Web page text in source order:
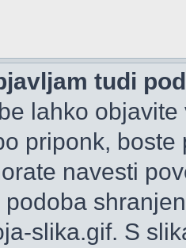
tudi
lahko
priponk,
navesti
slika.gif. S